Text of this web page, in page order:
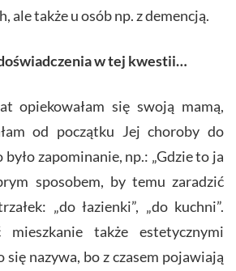
ale także u osób np. z demencją.
w tej kwestii…
opiekowałam się swoją mamą,
od początku Jej choroby do
zapominanie, np.: „Gdzie to ja
sposobem, by temu zaradzić
„do łazienki”, „do kuchni”.
mieszkanie także estetycznymi
się nazywa, bo z czasem pojawiają